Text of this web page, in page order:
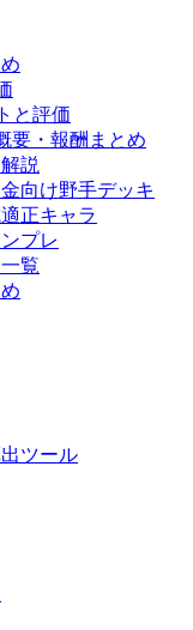
と評価
要・報酬まとめ
説
向け野手デッキ
正キャラ
プレ
覧
ツール